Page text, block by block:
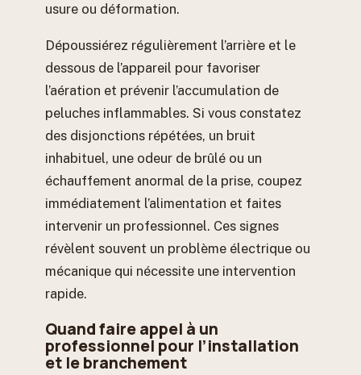
usure ou déformation.
Dépoussiérez régulièrement l’arrière et le
dessous de l’appareil pour favoriser
l’aération et prévenir l’accumulation de
peluches inflammables. Si vous constatez
des disjonctions répétées, un bruit
inhabituel, une odeur de brûlé ou un
échauffement anormal de la prise, coupez
immédiatement l’alimentation et faites
intervenir un professionnel. Ces signes
révèlent souvent un problème électrique ou
mécanique qui nécessite une intervention
rapide.
Quand faire appel à un
professionnel pour l’installation
et le branchement